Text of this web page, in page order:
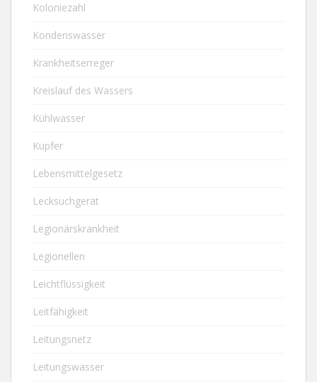
Koloniezahl
Kondenswasser
Krankheitserreger
Kreislauf des Wassers
Kühlwasser
Kupfer
Lebensmittelgesetz
Lecksuchgerät
Legionärskrankheit
Legionellen
Leichtflüssigkeit
Leitfähigkeit
Leitungsnetz
Leitungswasser